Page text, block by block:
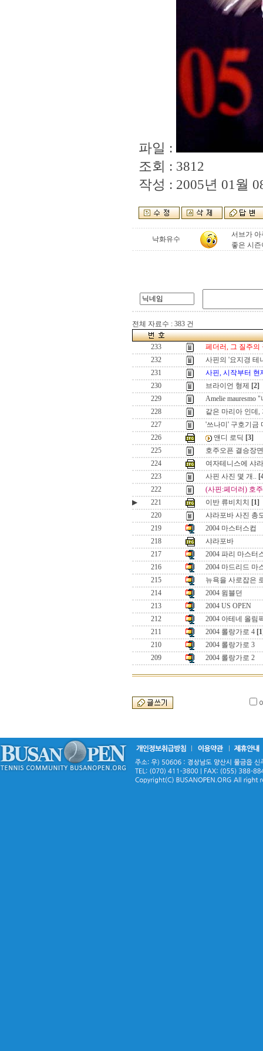
파일 :
조회 : 3812
작성 : 2005년 01월
낙화유수
서브가
좋은 시
전체 자료수 : 383 건
233
페더러, 그 질주의
232
사핀의 '요지경 테
231
사핀, 시작부터 현
230
브라이언 형제
[2]
229
Amelie mauresmo
228
같은 마리아 인데
227
'쓰나미' 구호기금
226
앤디 로딕 [3]
225
호주오픈 결승장면
224
여자테니스에 샤
223
사핀 사진 몇 개..
222
(사핀:페더러) 호
▶
221 이반 류비치치
[1]
220
샤라포바 사진 총
219
2004 마스터스컵
218
샤라포바
217
2004 파리 마스터
216
2004 마드리드 마
215
뉴욕을 사로잡은
214
2004 윔블던
213
2004 US OPEN
212
2004 아테네 올림
211
2004 롤랑가로 4
210
2004 롤랑가로 3
209
2004 롤랑가로 2